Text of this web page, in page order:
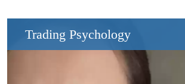
Trading Psychology